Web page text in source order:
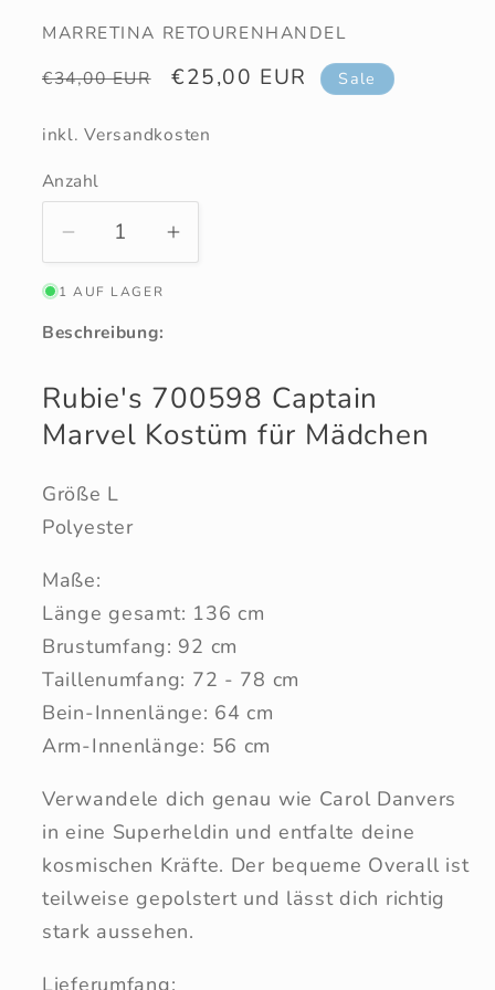
MARRETINA RETOURENHANDEL
Normaler
€34,00 EUR Verkaufspreis
€25,00 EUR Sale
inkl. Versandkosten
Anzahl
Anzahl
Verringere
Menge
für
Marvel
Kostüm
Erhöhe
Marvel
Kostüm
1 AUF LAGER
Beschreibung:
Rubie's 700598 Captain
Marvel Kostüm für Mädchen
Größe L
Polyester
Maße:
Länge gesamt: 136 cm
Brustumfang: 92 cm
Taillenumfang: 72 - 78 cm
Bein-Innenlänge: 64 cm
Arm-Innenlänge: 56 cm
Verwandele dich genau wie Carol Danvers
in eine Superheldin und entfalte deine
kosmischen Kräfte. Der bequeme Overall ist
teilweise gepolstert und lässt dich richtig
stark aussehen.
Lieferumfang: